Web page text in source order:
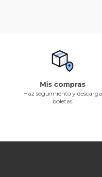
Mis compras
Haz seguimiento y descarga
boletas